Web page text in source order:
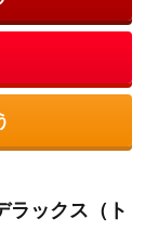
ラックス（ト